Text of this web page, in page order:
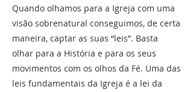
Quando olhamos para a Igreja com uma
visão sobrenatural conseguimos, de certa
maneira, captar as suas “leis”. Basta
olhar para a História e para os seus
movimentos com os olhos da Fé. Uma das
leis fundamentais da Igreja é a lei da